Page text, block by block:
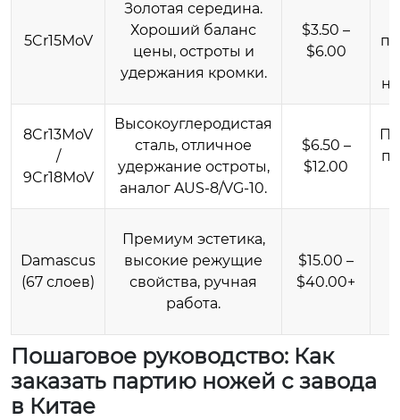
5Cr15MoV
Золотая середина.
Хороший баланс
цены, остроты и
удержания кромки.
$3.50 –
$6.00
8Cr13MoV
/
9Cr18MoV
Высокоуглеродистая
сталь, отличное
удержание остроты,
аналог AUS-8/VG-10.
$6.50 –
$12.00
Damascus
(67 слоев)
Премиум эстетика,
высокие режущие
свойства, ручная
работа.
$15.00 –
$40.00+
Пошаговое руководство: Как
заказать партию ножей с завода
в Китае